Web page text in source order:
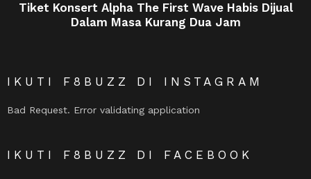
Tiket Konsert Alpha The First Wave Habis Dijual
Dalam Masa Kurang Dua Jam
IKUTI F8BUZZ DI INSTAGRAM
Bad Request. Error validating application
IKUTI F8BUZZ DI FACEBOOK